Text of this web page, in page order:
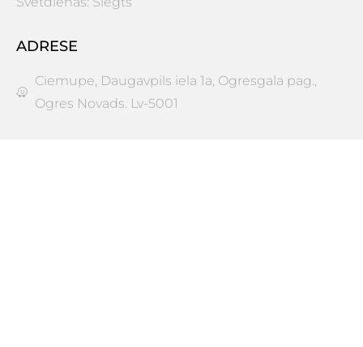
ADRESE
Ciemupe, Daugavpils iela 1a, Ogresgala pag.,
Ogres Novads. Lv-5001